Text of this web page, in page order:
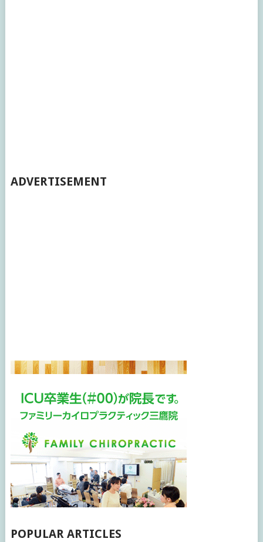
ADVERTISEMENT
POPULAR ARTICLES